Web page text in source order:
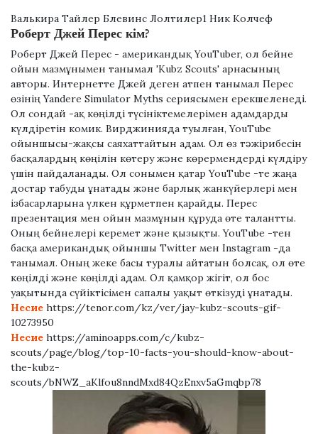
Валькира Тайлер Блевинс Лолтилер1 Ник Колчеф
Роберт Джей Перес кім?
Роберт Джей Перес - американдық YouTuber, ол бейне
ойын мазмұнымен танымал 'Kubz Scouts' арнасының
авторы. Интернетте Джей деген атпен танымал Перес
өзінің Yandere Simulator Myths сериясымен ерекшеленеді.
Ол сондай -ақ көңілді түсініктемелерімен адамдарды
күлдіретін комик. Вирджинияда туылған, YouTube
ойыншысы-жақсы саяхаттайтын адам. Ол өз тәжірибесін
басқалардың көңілін көтеру және көрермендерді күлдіру
үшін пайдаланады. Ол сонымен қатар YouTube -те жаңа
достар табуды ұнатады және барлық жанкүйерлері мен
ізбасарларына үлкен құрметпен қарайды. Перес
презентация мен ойын мазмұнын құруда өте талантты.
Оның бейнелері керемет және қызықты. YouTube -тен
басқа американдық ойыншы Twitter мен Instagram -да
танымал. Оның жеке басы туралы айтатын болсақ, ол өте
көңілді және көңілді адам. Ол қамқор жігіт, ол бос
уақытында сүйіктісімен сапалы уақыт өткізуді ұнатады.
Несие https://tenor.com/kz/ver/jay-kubz-scouts-gif-
10273950
Несие https://aminoapps.com/c/kubz-
scouts/page/blog/top-10-facts-you-should-know-about-
the-kubz-
scouts/bNWZ_aKlfou8nndMxd84QzEnxv5aGmqbp78